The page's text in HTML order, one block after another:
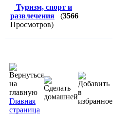
Туризм, спорт и
развлечения
(3566
Просмотров)
Главная
страница